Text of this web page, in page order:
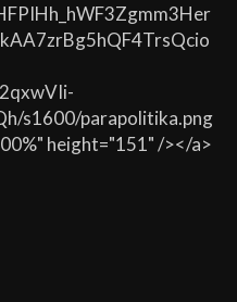
s1600/parapolitika.png
height="151" /></a>